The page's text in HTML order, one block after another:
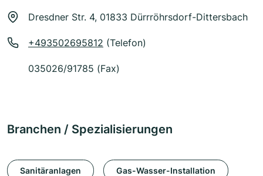
Dresdner Str. 4, 01833 Dürrröhrsdorf-Dittersbach
+493502695812 (Telefon)
035026/91785 (Fax)
Branchen / Spezialisierungen
Sanitäranlagen Gas-Wasser-Installation